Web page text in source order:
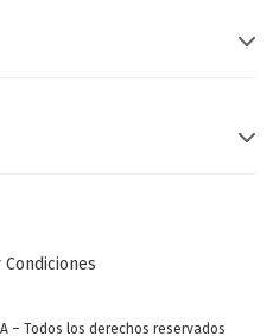
– Todos los derechos reservados